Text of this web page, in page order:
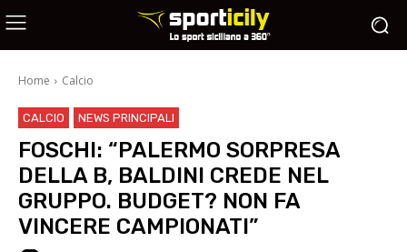
Home Calcio
CALCIO NEWS PRINCIPALI
FOSCHI: “PALERMO SORPRESA
DELLA B, BALDINI CREDE NEL
GRUPPO. BUDGET? NON FA
VINCERE CAMPIONATI”